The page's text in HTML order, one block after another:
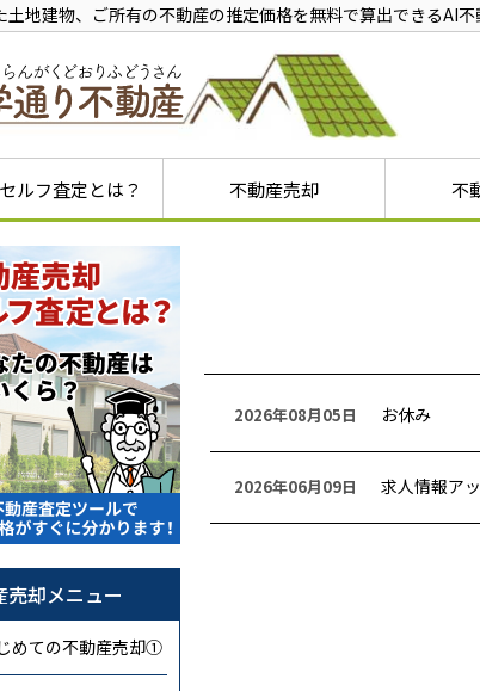
土地建物、ご所有の不動産の推定価格を無料で算出できるAI不
ルフ査定とは？ 不動産売却
戸建ての売却
土地の売却
相続した戸建ての売却
初めての不動産売却①
初めての不動産売却②
初めての不動産売却③
相続不動産売却ガイド
任意売却ガイド
空き家売却ガイド
不
売却メニュー
めての不動産売却①
2026年08月05日 お休み
2026年06月09日 求人情報ア